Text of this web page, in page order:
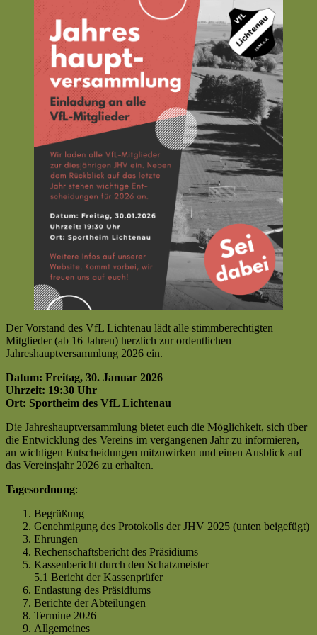
Der Vorstand des VfL Lichtenau lädt alle stimmberechtigten
Mitglieder (ab 16 Jahren) herzlich zur ordentlichen
Jahreshauptversammlung 2026 ein.
Datum: Freitag, 30. Januar 2026
Uhrzeit: 19:30 Uhr
Ort: Sportheim des VfL Lichtenau
Die Jahreshauptversammlung bietet euch die Möglichkeit, sich über
die Entwicklung des Vereins im vergangenen Jahr zu informieren,
an wichtigen Entscheidungen mitzuwirken und einen Ausblick auf
das Vereinsjahr 2026 zu erhalten.
Tagesordnung:
Begrüßung
Genehmigung des Protokolls der JHV 2025 (unten beigefügt)
Ehrungen
Rechenschaftsbericht des Präsidiums
Kassenbericht durch den Schatzmeister
5.1 Bericht der Kassenprüfer
Entlastung des Präsidiums
Berichte der Abteilungen
Termine 2026
Allgemeines